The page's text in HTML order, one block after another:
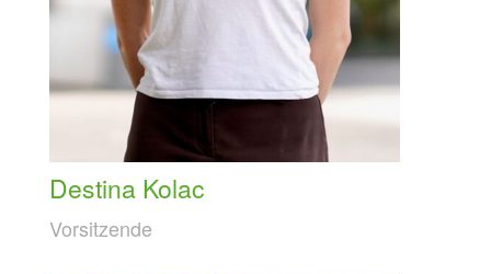
Destina Kolac
Vorsitzende